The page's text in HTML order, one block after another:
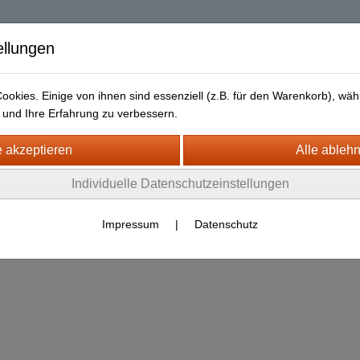
Diablo 2
Liefer- und Versandkosten Widerrufsrecht
Einige von ihnen sind essenziell (z.B. für den Warenkorb),
Ihre Erfahrung zu verbessern.
Individuelle Datenschutzeinstellungen
Impressum | Datenschutz